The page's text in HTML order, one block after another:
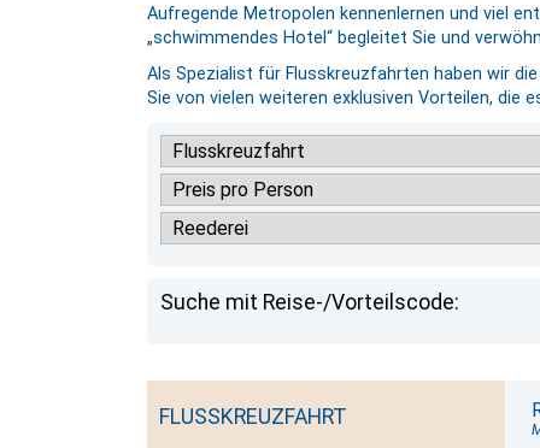
Aufregende Metropolen kennenlernen und viel
„schwimmendes Hotel“ begleitet Sie und
Als Spezialist für Flusskreuzfahrten haben wir
Sie von vielen weiteren exklusiven Vorteilen, die
Suche mit Reise-/Vorteilscode:
FLUSSKREUZFAHRT